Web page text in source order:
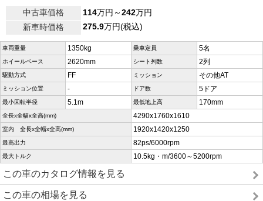
中古車価格
114万円～242万円
新車時価格
275.9万円(税込)
車両重量 1350kg 乗車定員 5名
ホイールベース 2620mm シート列数 2列
駆動方式 FF ミッション その他AT
ミッション位置 - ドア数 5ドア
最小回転半径 5.1m 最低地上高 170mm
全長x全幅x全高(mm) 4290x1760x1610
室内 全長x全幅x全高(mm) 1920x1420x1250
最高出力 82ps/6000rpm
最大トルク 10.5kg・m/3600～5200rpm
この車のカタログ情報を見る
この車の相場を見る